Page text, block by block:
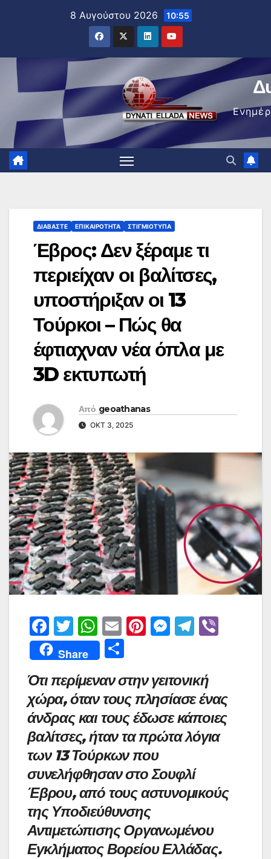
8 Αυγούστου 2026 10:55
ΔΙΑΒΆΣΤΕ ΕΠΙΚΑΙΡΌΤΗΤΑ ΣΤΙΓΜΙΌΤΥΠΑ
Έβρος: Δεν ξέραμε τι
περιείχαν οι βαλίτσες,
υποστήριξαν οι 13
Τούρκοι – Πώς θα
έφτιαχναν νέα όπλα με
3D εκτυπωτή
Από geoathanas
ΟΚΤ 3, 2025
F
a
c
e
b
o
o
k
T
w
itt
er
W
h
at
s
A
p
p
E
m
ai
l
Pi
e
st
M
s
e
n
g
T
gr
a
m
Share
ρ
α
σ
τε
ίτ
ε
Ότι περίμεναν στην γειτονική
χώρα, όταν τους πλησίασε ένας
άνδρας και τους έδωσε κάποιες
βαλίτσες, ήταν τα πρώτα λόγια
των 13 Τούρκων που
συνελήφθησαν στο Σουφλί
Έβρου, από τους αστυνομικούς
της Υποδιεύθυνσης
Αντιμετώπισης Οργανωμένου
Εγκλήματος Βορείου Ελλάδας.